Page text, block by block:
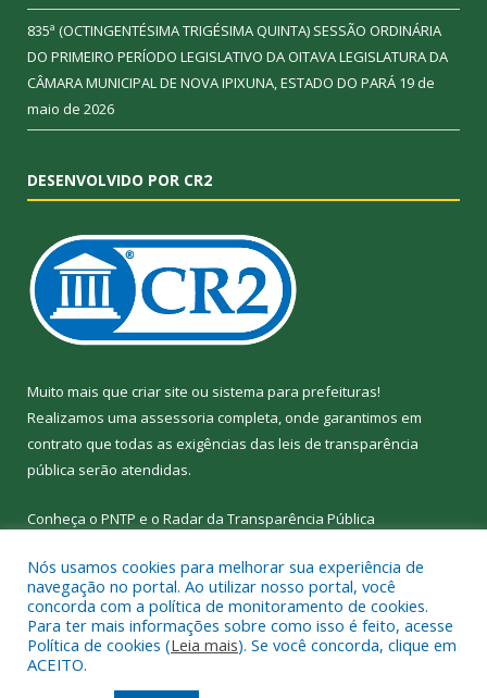
835ª (OCTINGENTÉSIMA TRIGÉSIMA QUINTA) SESSÃO ORDINÁRIA
DO PRIMEIRO PERÍODO LEGISLATIVO DA OITAVA LEGISLATURA DA
CÂMARA MUNICIPAL DE NOVA IPIXUNA, ESTADO DO PARÁ 19 de
maio de 2026
DESENVOLVIDO POR CR2
Muito mais que criar site ou sistema para prefeituras!
Realizamos uma assessoria completa, onde garantimos em
contrato que todas as exigências das leis de transparência
pública serão atendidas.
Conheça o PNTP e o Radar da Transparência Pública
Todos os direitos reservados a Câmara Municipal de Nova
Ipixuna.
Nós usamos cookies para melhorar sua experiência de
navegação no portal. Ao utilizar nosso portal, você
concorda com a política de monitoramento de cookies.
Para ter mais informações sobre como isso é feito, acesse
Política de cookies (Leia mais). Se você concorda, clique em
ACEITO.